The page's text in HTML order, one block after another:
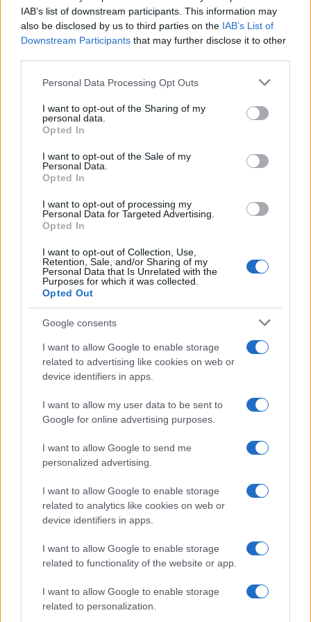
IAB’s list of downstream participants. This information may
also be disclosed by us to third parties on the IAB’s List of
Downstream Participants that may further disclose it to other
Please note that this website/app uses one or more Google
not limited to your visit or usage behaviour. You may click to
grant or deny consent to Google and its third-party tags to
use your data for below specified purposes in below Google
consent section.
Personal Data Processing Opt Outs
I want to opt-out of the Sharing of my
personal data.
Opted In
I want to opt-out of the Sale of my
Personal Data.
Opted In
I want to opt-out of processing my
Personal Data for Targeted Advertising.
Opted In
I want to opt-out of Collection, Use,
Retention, Sale, and/or Sharing of my
Personal Data that Is Unrelated with the
Purposes for which it was collected.
Opted Out
Google consents
I want to allow Google to enable storage
related to advertising like cookies on web or
device identifiers in apps.
I want to allow my user data to be sent to
Google for online advertising purposes.
I want to allow Google to send me
personalized advertising.
I want to allow Google to enable storage
related to analytics like cookies on web or
device identifiers in apps.
I want to allow Google to enable storage
related to functionality of the website or app.
I want to allow Google to enable storage
related to personalization.
lanzamiento del Legendary Cars
Pack
24 mayo, 2020
ya tiene fecha de lanzamiento
24 mayo, 2020
Vin Diesel
24 mayo, 2020
Burnout Paradise: lanzamiento del
Boost Special Pack
OutRun Online Arcade:
Screenshots de este clásico de las
recreativas
23 mayo, 2020
2 3 4 5 6 7 8 »
Quienes somos
Últimas Noticias
Síguenos en Facebook
Actualidad.es es la gran fuente de información social. Actualidad,
televisión, crónica, deportes, gente, política y todas las noticias sobre
su ciudad.